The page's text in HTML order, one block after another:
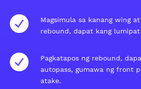
Magsimula sa kanang wing
rebound, dapat kang
Pagkatapos ng rebound,
autopass, gumawa ng front
atake.